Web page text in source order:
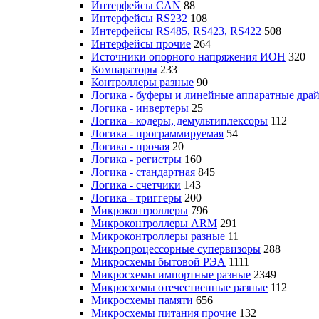
Интерфейсы CAN 88
Интерфейсы RS232 108
Интерфейсы RS485, RS423, RS422 508
Интерфейсы прочие 264
Источники опорного напряжения ИОН 320
Компараторы 233
Контроллеры разные 90
Логика - буферы и линейные аппаратные
Логика - инвертеры 25
Логика - кодеры, демультиплексоры 112
Логика - программируемая 54
Логика - прочая 20
Логика - регистры 160
Логика - стандартная 845
Логика - счетчики 143
Логика - триггеры 200
Микроконтроллеры 796
Микроконтроллеры ARM 291
Микроконтроллеры разные 11
Микропроцессорные супервизоры 288
Микросхемы бытовой РЭА 1111
Микросхемы импортные разные 2349
Микросхемы отечественные разные 112
Микросхемы памяти 656
Микросхемы питания прочие 132